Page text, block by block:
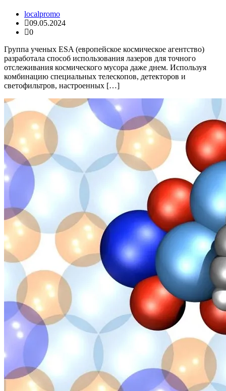
localpromo
09.05.2024
0
Группа ученых ESA (европейское космическое агентство)
разработала способ использования лазеров для точного
отслеживания космического мусора даже днем. Используя
комбинацию специальных телескопов, детекторов и
светофильтров, настроенных […]